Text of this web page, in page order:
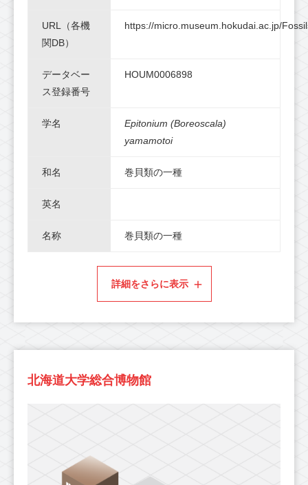
URL（各機
関DB）
https://micro.museum.hokudai.ac.jp/
データベー
ス登録番号
HOUM0006898
学名
Epitonium (Boreoscala)
yamamotoi
和名 巻貝類の一種
英名
名称 巻貝類の一種
詳細をさらに表示
北海道大学総合博物館